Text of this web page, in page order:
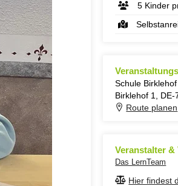
5 Kinder
Schule Birklehof
Birklehof 1,
Route planen
Veranstalter
Das LernTeam
Hier findest